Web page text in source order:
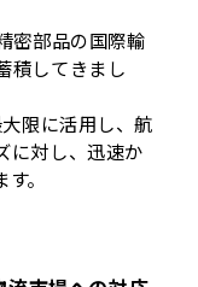
密部品の国際輸
積してきまし
限に活用し、航
に対し、迅速か
。